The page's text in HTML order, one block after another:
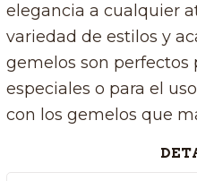
elegancia a cualquier
variedad de estilos y
gemelos son perfectos
especiales o para el
con los gemelos que